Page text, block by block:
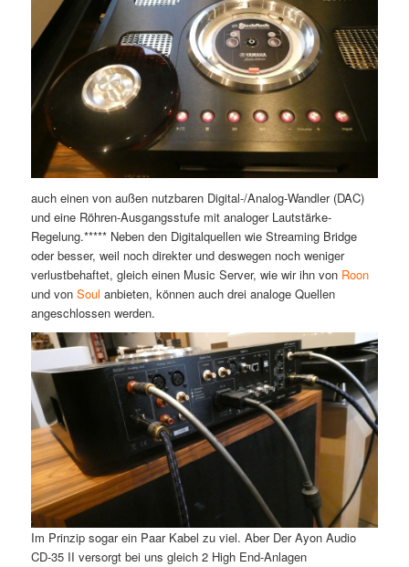
auch einen von außen nutzbaren Digital-/Analog-Wandler (DAC)
und eine Röhren-Ausgangsstufe mit analoger Lautstärke-
Regelung.***** Neben den Digitalquellen wie Streaming Bridge
oder besser, weil noch direkter und deswegen noch weniger
verlustbehaftet, gleich einen Music Server, wie wir ihn von Roon
und von Soul anbieten, können auch drei analoge Quellen
angeschlossen werden.
Im Prinzip sogar ein Paar Kabel zu viel. Aber Der Ayon Audio
CD-35 II versorgt bei uns gleich 2 High End-Anlagen